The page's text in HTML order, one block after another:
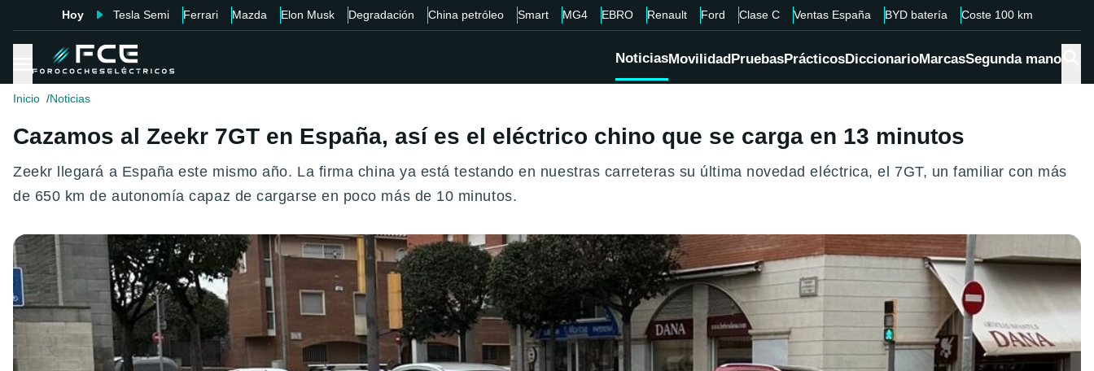
Hoy Tesla Semi Ferrari Mazda Elon Musk Degradación China petróleo Smart MG4 EBRO Renault Ford Clase C Ventas España BYD batería Coste 100 km
NoticiasMovilidadPruebasPrácticosDiccionarioMarcasSegunda mano
Inicio Noticias
Cazamos al Zeekr 7GT en España, así es el eléctrico chino que se carga en 13 minutos
Zeekr llegará a España este mismo año. La firma china ya está testando en nuestras carreteras su última novedad eléctrica, el 7GT, un familiar con más
de 650 km de autonomía capaz de cargarse en poco más de 10 minutos.